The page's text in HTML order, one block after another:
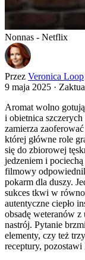
Nonnas - Netflix
Przez Veronica Loop
9 maja 2025 ·
Aromat wolno
i obietnica
zamierza
której główne role
się do zbiorowej
jedzeniem i
filmowy
pokarm dla duszy.
sukces tkwi w
autentyczne ciepło
obsadę weteranów
nastrój. Pytanie
elementy, czy też
receptury,